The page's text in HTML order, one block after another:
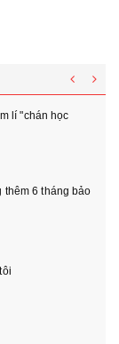
lí "chán học
thêm 6 tháng bảo